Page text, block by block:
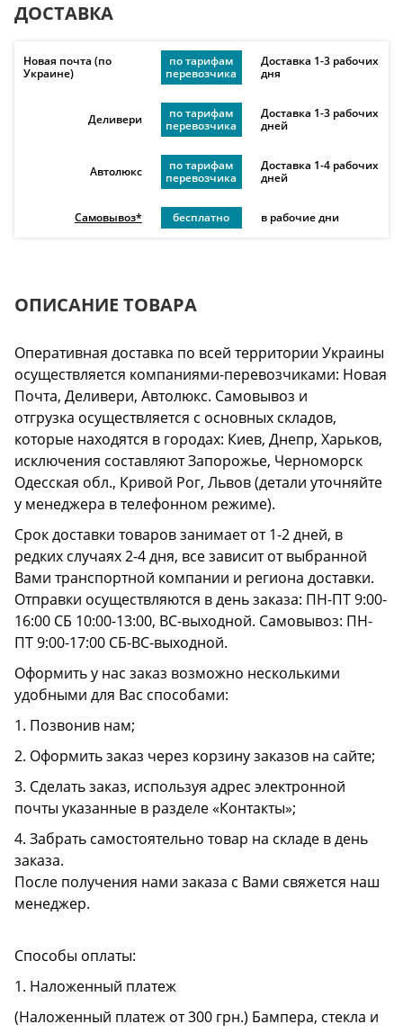
ДОСТАВКА
Новая почта (по
Украине)
по тарифам
перевозчика
Доставка 1-3 рабочих
дня
Деливери
по тарифам
перевозчика
Доставка 1-3 рабочих
дней
Автолюкс
по тарифам
перевозчика
Доставка 1-4 рабочих
дней
Самовывоз* бесплатно в рабочие дни
ОПИСАНИЕ ТОВАРА
Оперативная доставка по всей территории Украины
осуществляется компаниями-перевозчиками: Новая
Почта, Деливери, Автолюкс. Самовывоз и
отгрузка осуществляется с основных складов,
которые находятся в городах: Киев, Днепр, Харьков,
исключения составляют Запорожье, Черноморск
Одесская обл., Кривой Рог, Львов (детали уточняйте
у менеджера в телефонном режиме).
Срок доставки товаров занимает от 1-2 дней, в
редких случаях 2-4 дня, все зависит от выбранной
Вами транспортной компании и региона доставки.
Отправки осуществляются в день заказа: ПН-ПТ 9:00-
16:00 СБ 10:00-13:00, ВС-выходной. Самовывоз: ПН-
ПТ 9:00-17:00 СБ-ВС-выходной.
Оформить у нас заказ возможно несколькими
удобными для Вас способами:
1. Позвонив нам;
2. Оформить заказ через корзину заказов на сайте;
3. Сделать заказ, используя адрес электронной
почты указанные в разделе «Контакты»;
4. Забрать самостоятельно товар на складе в день
заказа.
После получения нами заказа с Вами свяжется наш
менеджер.
Способы оплаты:
1. Наложенный платеж
(Наложенный платеж от 300 грн.) Бампера, стекла и